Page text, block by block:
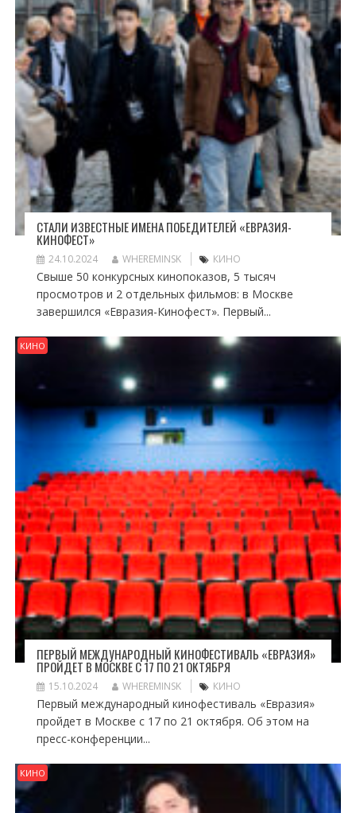
СТАЛИ ИЗВЕСТНЫЕ ИМЕНА ПОБЕДИТЕЛЕЙ «ЕВРАЗИЯ-
КИНОФЕСТ»
24.10.2024 WHEREMINSK КИНО
Свыше 50 конкурсных кинопоказов, 5 тысяч
просмотров и 2 отдельных фильмов: в Москве
завершился «Евразия-Кинофест». Первый...
КИНО
ПЕРВЫЙ МЕЖДУНАРОДНЫЙ КИНОФЕСТИВАЛЬ «ЕВРАЗИЯ»
ПРОЙДЕТ В МОСКВЕ С 17 ПО 21 ОКТЯБРЯ
15.10.2024 WHEREMINSK КИНО
Первый международный кинофестиваль «Евразия»
пройдет в Москве с 17 по 21 октября. Об этом на
пресс-конференции...
КИНО